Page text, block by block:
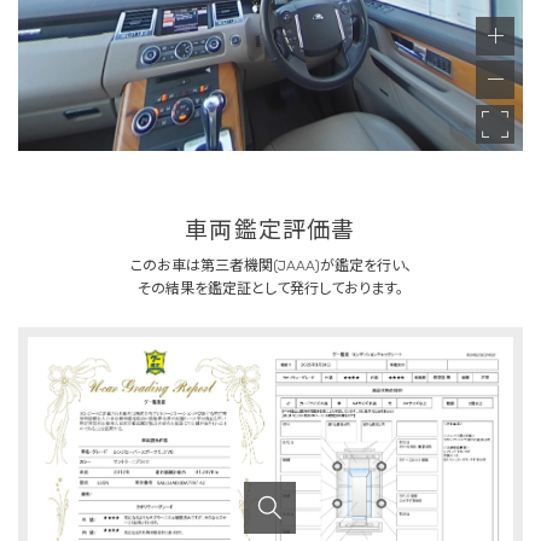
車両鑑定評価書
このお車は第三者機関(JAAA)が鑑定を行い、
その結果を鑑定証として発行しております。